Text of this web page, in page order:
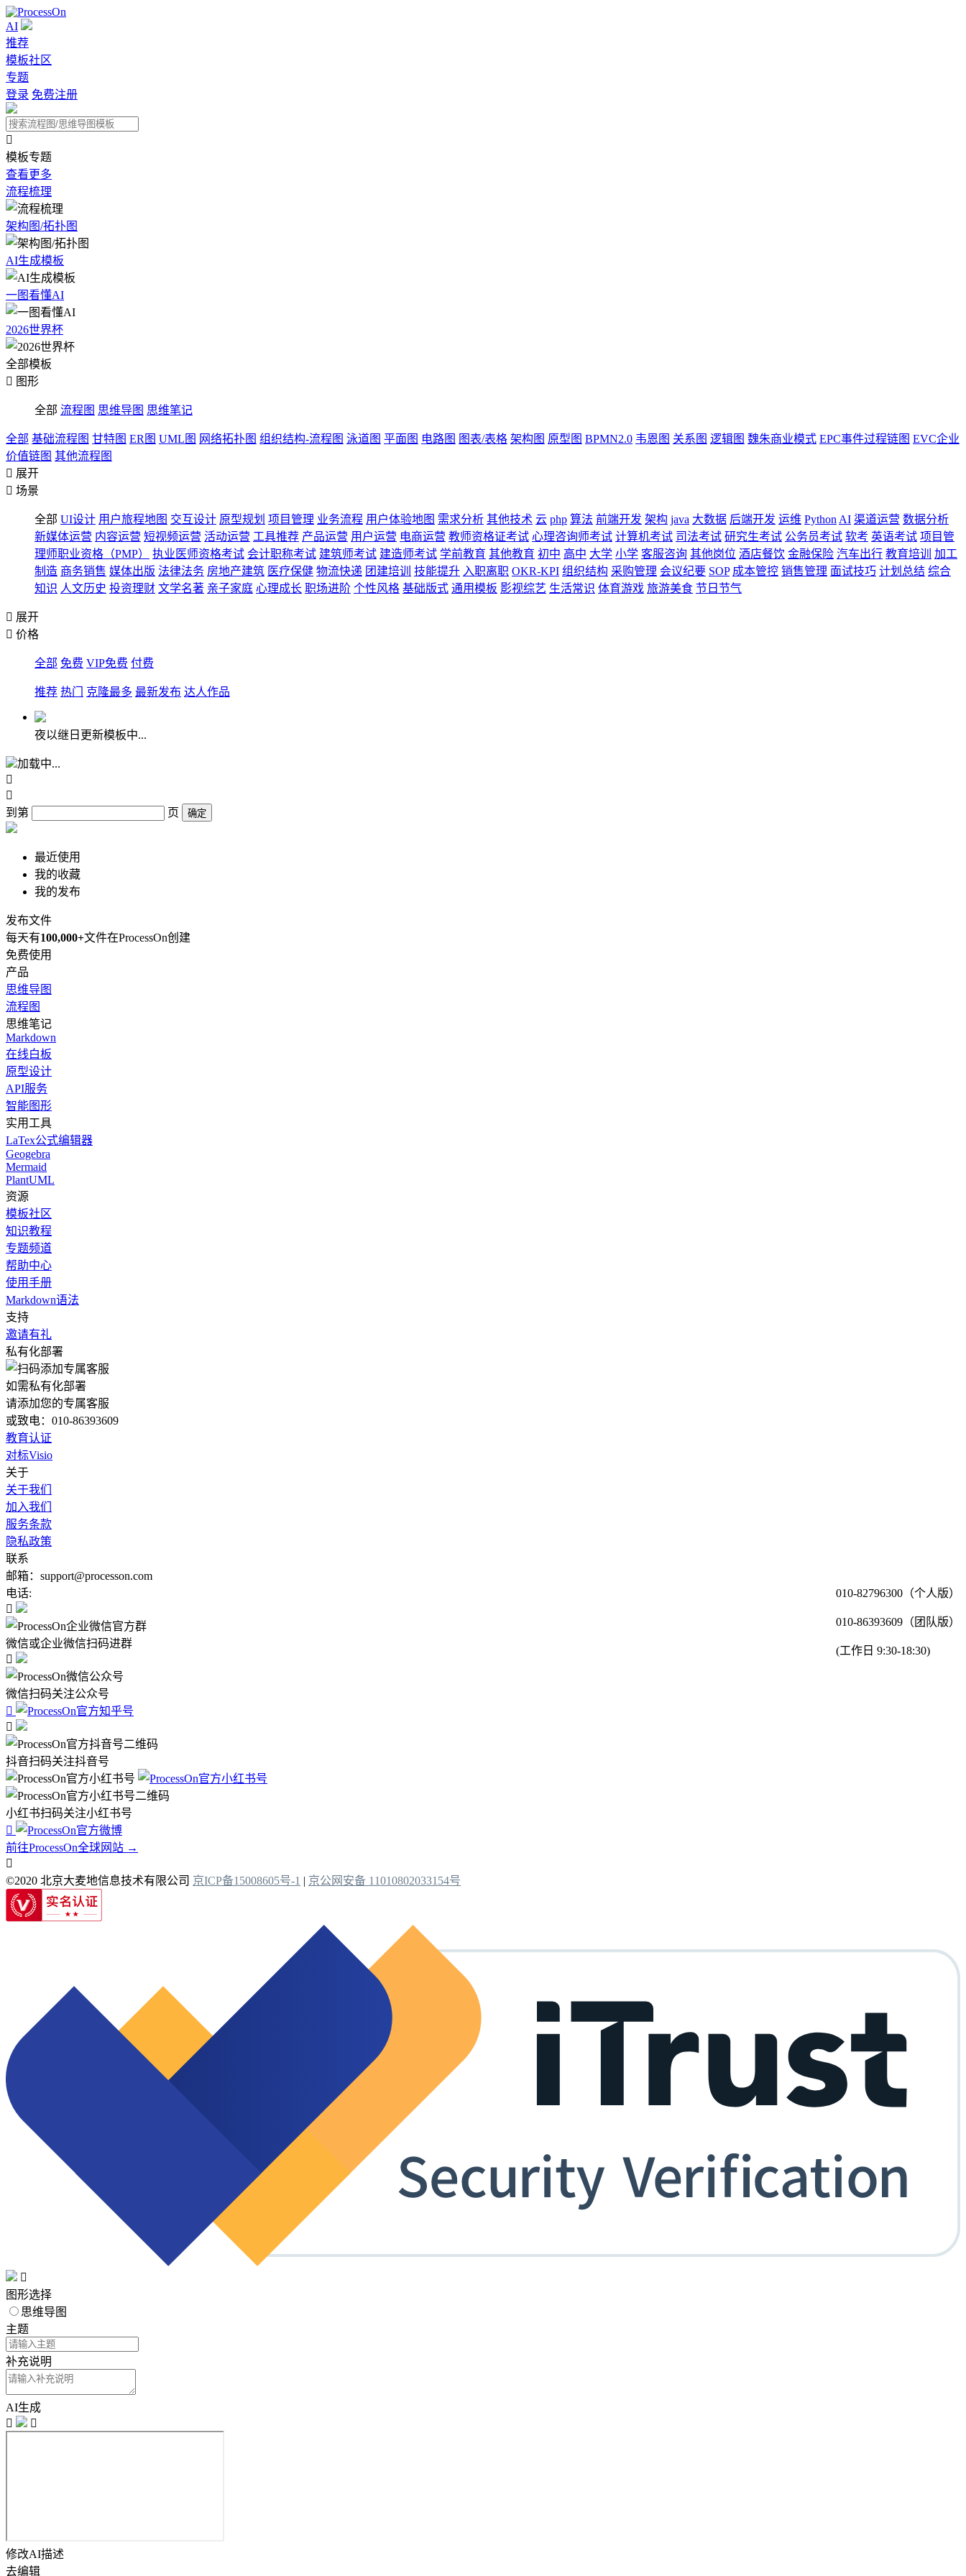
AI
推荐
模板社区
专题
登录 免费注册

模板专题
查看更多
流程梳理
架构图/拓扑图
AI生成模板
一图看懂AI
2026世界杯
全部模板
 图形
全部 流程图 思维导图 思维笔记
全部 基础流程图 甘特图 ER图 UML图 网络拓扑图 组织结构-流程图 泳道图 平面图 电路图 图表/表格 架构图 原型图 BPMN2.0 韦恩图 关系图 逻辑图 魏朱商业模式 EPC事件过程链图 EVC企业
价值链图 其他流程图
 展开
 场景
全部 UI设计 用户旅程地图 交互设计 原型规划 项目管理 业务流程 用户体验地图 需求分析 其他技术 云 php 算法 前端开发 架构 java 大数据 后端开发 运维 Python AI 渠道运营 数据分析
新媒体运营 内容运营 短视频运营 活动运营 工具推荐 产品运营 用户运营 电商运营 教师资格证考试 心理咨询师考试 计算机考试 司法考试 研究生考试 公务员考试 软考 英语考试 项目管
理师职业资格（PMP）
执业医师资格考试 会计职称考试 建筑师考试 建造师考试 学前教育 其他教育 初中 高中 大学 小学 客服咨询 其他岗位 酒店餐饮 金融保险 汽车出行 教育培训
加工
制造 商务销售 媒体出版 法律法务 房地产建筑 医疗保健 物流快递 团建培训 技能提升 入职离职 OKR-KPI 组织结构 采购管理 会议纪要 SOP 成本管控 销售管理 面试技巧 计划总结 综合
知识 人文历史 投资理财 文学名著 亲子家庭 心理成长 职场进阶 个性风格 基础版式 通用模板 影视综艺 生活常识 体育游戏 旅游美食 节日节气
 展开
 价格
全部 免费 VIP免费 付费
推荐 热门 克隆最多 最新发布 达人作品
夜以继日更新模板中...
加载中...


到第
页 确定
最近使用
我的收藏
我的发布
发布文件
每天有100,000+文件在ProcessOn创建
免费使用
产品
思维导图
流程图
思维笔记
Markdown
在线白板
原型设计
API服务
智能图形
实用工具
LaTex公式编辑器
Geogebra
Mermaid
PlantUML
资源
模板社区
知识教程
专题频道
帮助中心
使用手册
Markdown语法
支持
邀请有礼
私有化部署
如需私有化部署
请添加您的专属客服
或致电：010-86393609
教育认证
对标Visio
关于
关于我们
加入我们
服务条款
隐私政策
联系
邮箱：support@processon.com
电话:
010-82796300（个人版）
010-86393609（团队版）
(工作日 9:30-18:30)

微信或企业微信扫码进群

微信扫码关注公众号


抖音扫码关注抖音号
小红书扫码关注小红书号

前往ProcessOn全球网站 →

©2020 北京大麦地信息技术有限公司 京ICP备15008605号-1 | 京公网安备 11010802033154号

图形选择
思维导图
主题
补充说明
AI生成


修改AI描述
去编辑